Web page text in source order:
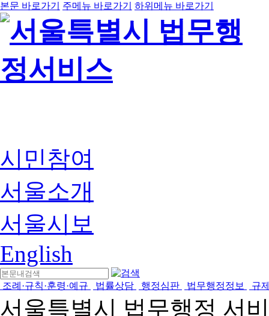
본문 바로가기 주메뉴 바로가기 하위메뉴 바로가기
시민참여
서울소개
서울시보
English
조례·규칙·훈령·예규 법률상담 행정심판 법무행정정보 규
서울특별시 법무행정 서